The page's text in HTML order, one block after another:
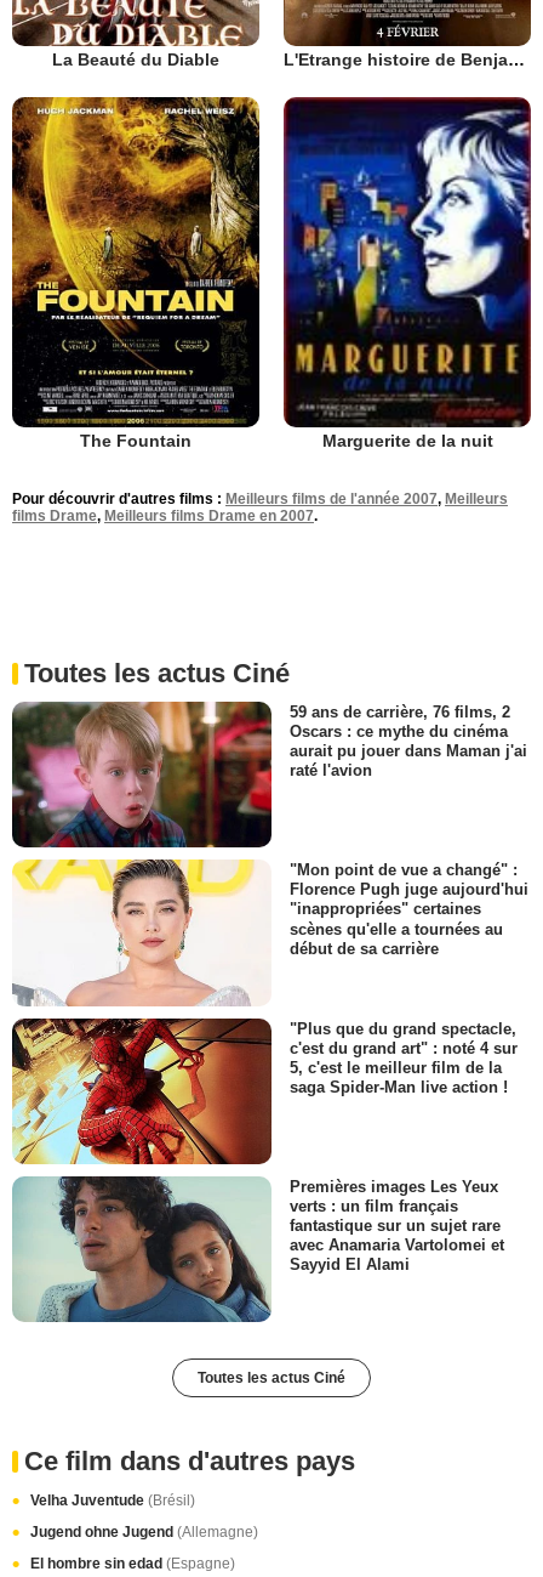
La Beauté du Diable L'Etrange histoire de Benjamin Button
The Fountain Marguerite de la nuit
Pour découvrir d'autres films : Meilleurs films de l'année 2007, Meilleurs
films Drame, Meilleurs films Drame en 2007.
Toutes les actus Ciné
59 ans de carrière, 76 films, 2
Oscars : ce mythe du cinéma
aurait pu jouer dans Maman j'ai
raté l'avion
"Mon point de vue a changé" :
Florence Pugh juge aujourd'hui
"inappropriées" certaines
scènes qu'elle a tournées au
début de sa carrière
"Plus que du grand spectacle,
c'est du grand art" : noté 4 sur
5, c'est le meilleur film de la
saga Spider-Man live action !
Premières images Les Yeux
verts : un film français
fantastique sur un sujet rare
avec Anamaria Vartolomei et
Sayyid El Alami
Toutes les actus Ciné
Ce film dans d'autres pays
Velha Juventude (Brésil)
Jugend ohne Jugend (Allemagne)
El hombre sin edad (Espagne)